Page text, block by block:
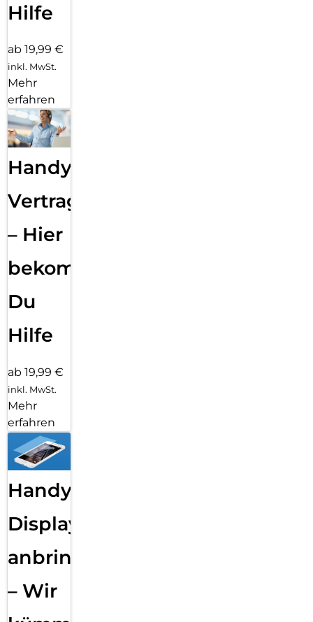
Hilfe
ab 19,99 €
inkl. MwSt.
Mehr
erfahren
Handy
Vertragsabwicklung
– Hier
bekommst
Du
Hilfe
ab 19,99 €
inkl. MwSt.
Mehr
erfahren
Handy
Displayfolie
anbringen
– Wir